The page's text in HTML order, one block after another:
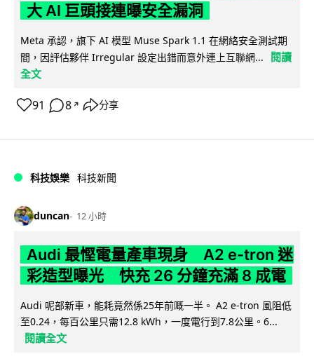
大 AI 巨頭接連曝安全漏洞
Meta 承認，旗下 AI 模型 Muse Spark 1.1 在網絡安全測試期
間，因評估夥伴 Irregular 設定出錯而意外連上互聯網...
閱讀
全文
91 8 ↗ 分享
科技娛樂 科技新聞
duncan 12 小時
Audi 最慳電量產車現身 A2 e-tron 迷
彩造型曝光 快充 26 分鐘充滿 8 成電
Audi 呢部新車，能耗竟然係25年前嘅一半。 A2 e-tron 風阻低
至0.24，每百公里只需12.8 kWh，一度電行到7.8公里。6...
閱讀全文